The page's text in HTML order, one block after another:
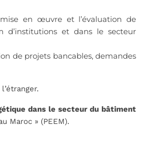
en œuvre et l’évaluation de
d’institutions et dans le secteur
de projets bancables, demandes
dans le secteur du bâtiment
Maroc » (PEEM).